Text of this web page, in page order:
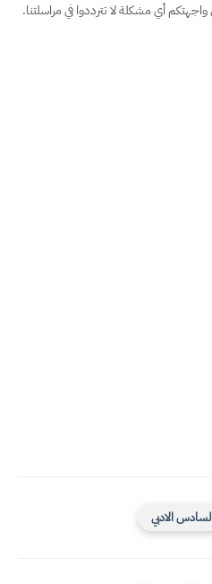
أي مشكلة لا تترددوا في مراسلتنا.
الادبي